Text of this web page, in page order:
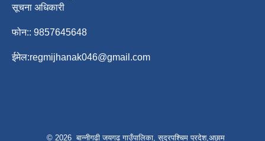
सूचना अधिकारी
फोन:: 9857645648
ईमेल:regmijhanak046@gmail.com
© 2026 बान्नीगढी जयगढ गाउँपालिका, सुदूरपश्चिम प्रदेश,अछाम